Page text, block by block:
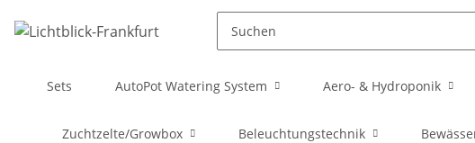
Sets AutoPot Watering System Aero- & Hydroponik
Zuchtzelte/Growbox Beleuchtungstechnik